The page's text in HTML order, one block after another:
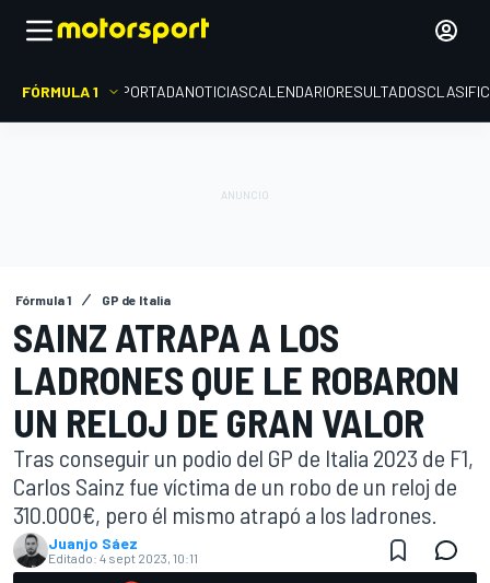
FÓRMULA 1 PORTADANOTICIASCALENDARIORESULTADOS
Fórmula 1 GP de Italia
SAINZ ATRAPA A LOS
LADRONES QUE LE ROBARON
UN RELOJ DE GRAN VALOR
Tras conseguir un podio del GP de Italia 2023 de F1,
Carlos Sainz fue víctima de un robo de un reloj de
310.000€, pero él mismo atrapó a los ladrones.
Juanjo Sáez
Editado: 4 sept 2023, 10:11